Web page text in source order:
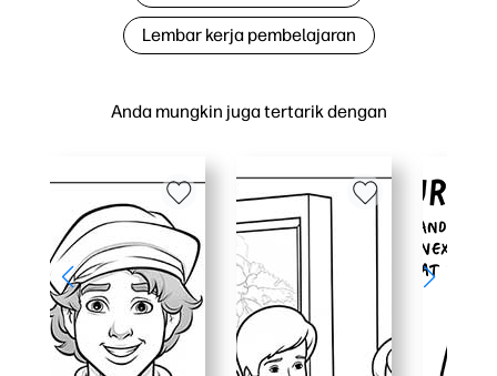
Anda mungkin juga tertarik dengan
Lembar kerja pembelajaran